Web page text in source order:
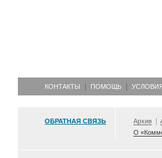
КОНТАКТЫ ПОМОЩЬ
ОБРАТНАЯ СВЯЗЬ Архив
О